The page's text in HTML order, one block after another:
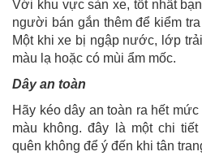
Với khu vực sàn xe, tốt nhất
người bán gắn thêm để kiểm
Một khi xe bị ngập nước, lớp
màu lạ hoặc có mùi ẩm mốc.
Dây an toàn
Hãy kéo dây an toàn ra hết
màu không. đây là một chi
quên không để ý đến khi tân